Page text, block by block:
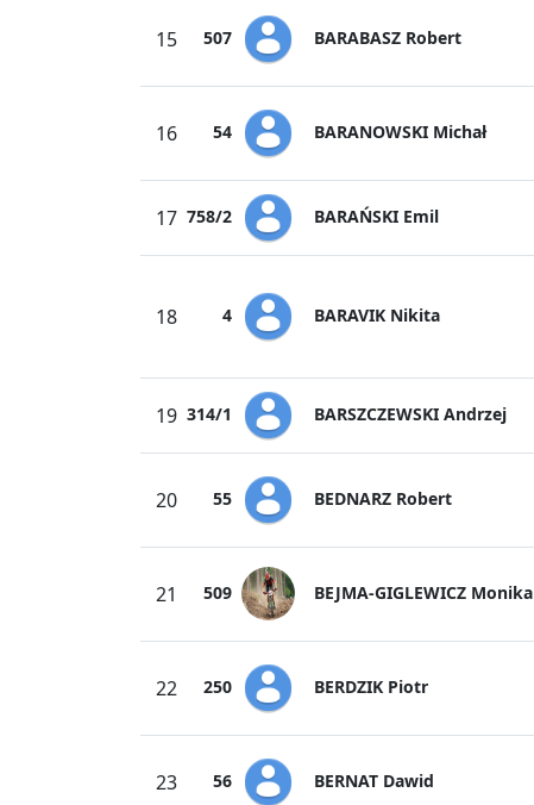
15 507 BARABASZ Robert
16 54 BARANOWSKI Michał
17 758/2 BARAŃSKI Emil
18 4 BARAVIK Nikita
19 314/1 BARSZCZEWSKI Andrzej
20 55 BEDNARZ Robert
21 509 BEJMA-GIGLEWICZ Monika
22 250 BERDZIK Piotr
23 56 BERNAT Dawid